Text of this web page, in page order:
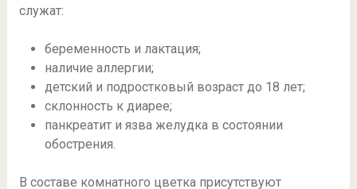
служат:
беременность и лактация;
наличие аллергии;
детский и подростковый возраст до 18 лет;
склонность к диарее;
панкреатит и язва желудка в состоянии
обострения.
В составе комнатного цветка присутствуют